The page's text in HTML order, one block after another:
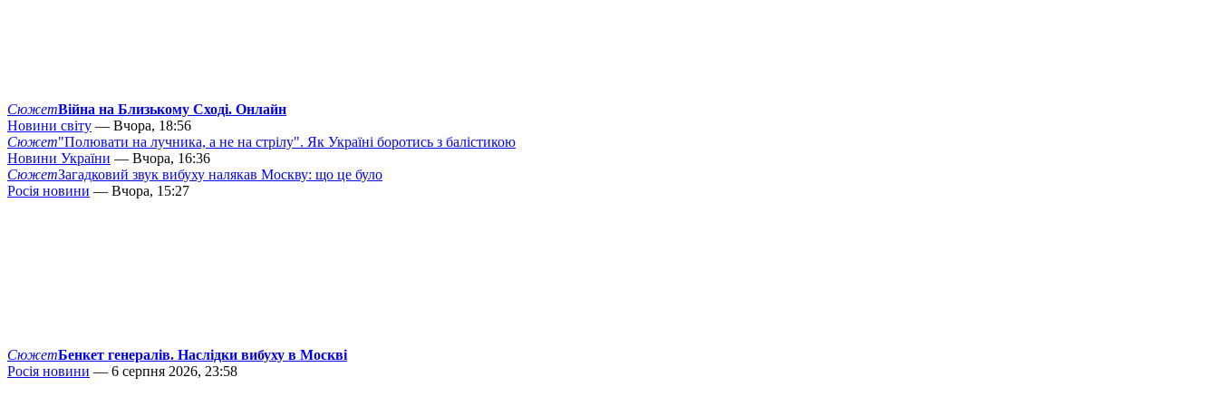
СюжетВійна на Близькому Сході. Онлайн
Новини світу — Вчора, 18:56
Сюжет"Полювати на лучника, а не на стрілу". Як Україні боротись з балістикою
Новини України — Вчора, 16:36
СюжетЗагадковий звук вибуху налякав Москву: що це було
Росія новини — Вчора, 15:27
СюжетБенкет генералів. Наслідки вибуху в Москві
Росія новини — 6 серпня 2026, 23:58